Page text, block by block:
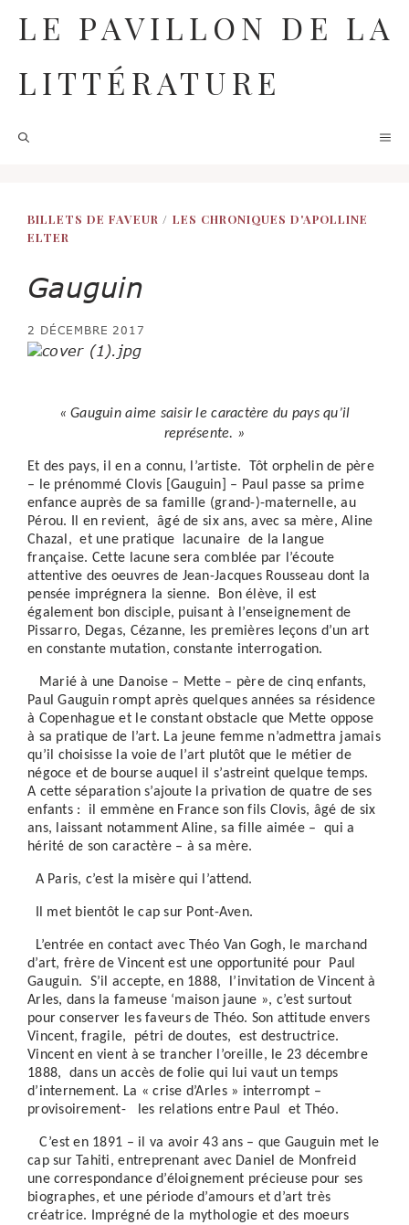
contenu
LE PAVILLON DE LA
LITTÉRATURE
BILLETS DE FAVEUR / LES CHRONIQUES D'APOLLINE
ELTER
Gauguin
2 DÉCEMBRE 2017
« Gauguin aime saisir le caractère du pays qu’il
représente. »
Et des pays, il en a connu, l’artiste. Tôt orphelin de père
– le prénommé Clovis [Gauguin] – Paul passe sa prime
enfance auprès de sa famille (grand-)-maternelle, au
Pérou. Il en revient, âgé de six ans, avec sa mère, Aline
Chazal, et une pratique lacunaire de la langue
française. Cette lacune sera comblée par l’écoute
attentive des oeuvres de Jean-Jacques Rousseau dont la
pensée imprégnera la sienne. Bon élève, il est
également bon disciple, puisant à l’enseignement de
Pissarro, Degas, Cézanne, les premières leçons d’un art
en constante mutation, constante interrogation.
Marié à une Danoise – Mette – père de cinq enfants,
Paul Gauguin rompt après quelques années sa résidence
à Copenhague et le constant obstacle que Mette oppose
à sa pratique de l’art. La jeune femme n’admettra jamais
qu’il choisisse la voie de l’art plutôt que le métier de
négoce et de bourse auquel il s’astreint quelque temps.
A cette séparation s’ajoute la privation de quatre de ses
enfants : il emmène en France son fils Clovis, âgé de six
ans, laissant notamment Aline, sa fille aimée – qui a
hérité de son caractère – à sa mère.
A Paris, c’est la misère qui l’attend.
Il met bientôt le cap sur Pont-Aven.
L’entrée en contact avec Théo Van Gogh, le marchand
d’art, frère de Vincent est une opportunité pour Paul
Gauguin. S’il accepte, en 1888, l’invitation de Vincent à
Arles, dans la fameuse ‘maison jaune », c’est surtout
pour conserver les faveurs de Théo. Son attitude envers
Vincent, fragile, pétri de doutes, est destructrice.
Vincent en vient à se trancher l’oreille, le 23 décembre
1888, dans un accès de folie qui lui vaut un temps
d’internement. La « crise d’Arles » interrompt –
provisoirement- les relations entre Paul et Théo.
C’est en 1891 – il va avoir 43 ans – que Gauguin met le
cap sur Tahiti, entreprenant avec Daniel de Monfreid
une correspondance d’éloignement précieuse pour ses
biographes, et une période d’amours et d’art très
créatrice. Imprégné de la mythologie et des moeurs